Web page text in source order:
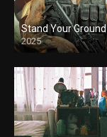
Stand Your Ground
2025